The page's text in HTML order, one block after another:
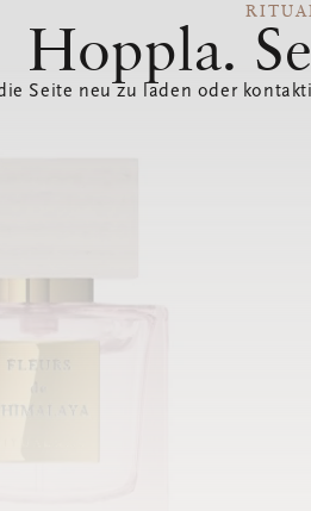
Hoppla.
Seite neu zu laden oder